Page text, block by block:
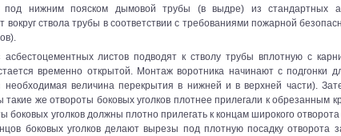
под нижним пояском дымовой трубы (в выдре) из стандартных
ствола трубы в соответствии с требованиями пожарной
листов подводят к стволу трубы вплотную с
временно открытой. Монтаж воротника начинают с подгонки
необходимая величина перекрытия в нижней и в верхней части).
такие же отвороты боковых уголков плотнее прилегали к обрезанным
боковых уголков должны плотно прилегать к концам широкого отворота
боковых уголков делают вырезы под плотную посадку отворота